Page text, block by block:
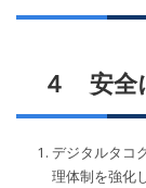
４ 安全
デジタルタコ
理体制を強化